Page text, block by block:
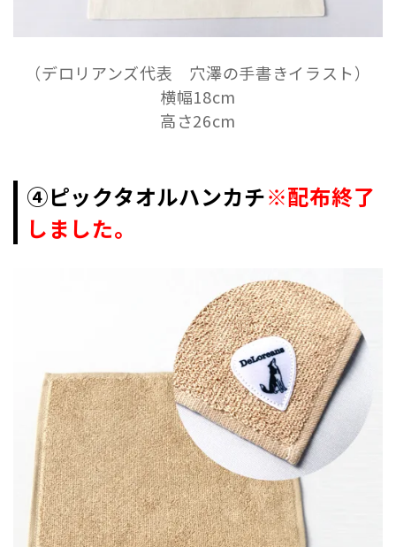
（デロリアンズ代表 穴澤の手書きイラスト）
横幅18cm
高さ26cm
④ピックタオルハンカチ※配布終了
しました。